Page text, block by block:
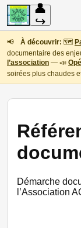
👤
↪
📢 À découvrir: 🗺️
documentaire des
l’association — 📣
soirées plus chaudes
Démarche
l’Association